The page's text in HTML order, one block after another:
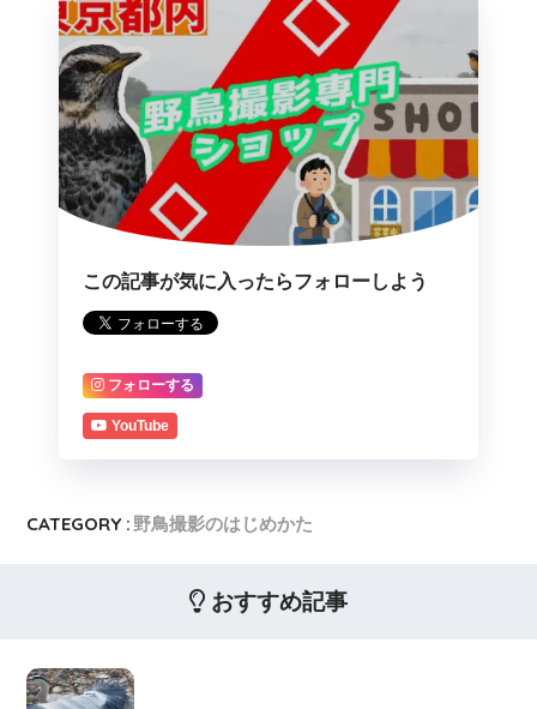
この記事が気に入ったらフォローしよう
フォローする
YouTube
CATEGORY :野鳥撮影のはじめかた
おすすめ記事